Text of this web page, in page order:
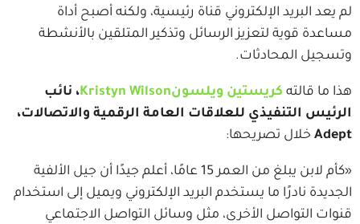
لم يعد البريد الإلكتروني قناة رئيسية، ولكنه أصبح أداة
مساعدة قوية لتعزيز الرسائل وتذكير المتلقين بالأنشطة
وتسجيل المحادثات.
هذا ما قالته كريستين ويلسونKristyn Wilson
، نائب
الرئيس التنفيذي للعلاقات العامة الرقمية والاتصالات،
Adept خلال تصريحها:
«كأم لابن يبلغ من العمر 15 عامًا، أعلم جيدًا أن جيل الألفية
الجديدة نادرًا ما يستخدم البريد الإلكتروني ويميل إلى استخدام
قنوات التواصل الأخرى، مثل وسائل التواصل الاجتماعي